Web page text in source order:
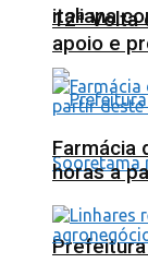
italiana
12ª Volta
apoio e
Farmácia
horas a